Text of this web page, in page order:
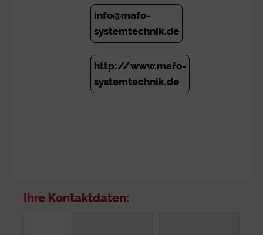
info@mafo-
systemtechnik.de
http://www.mafo-
systemtechnik.de
Ihre Kontaktdaten: